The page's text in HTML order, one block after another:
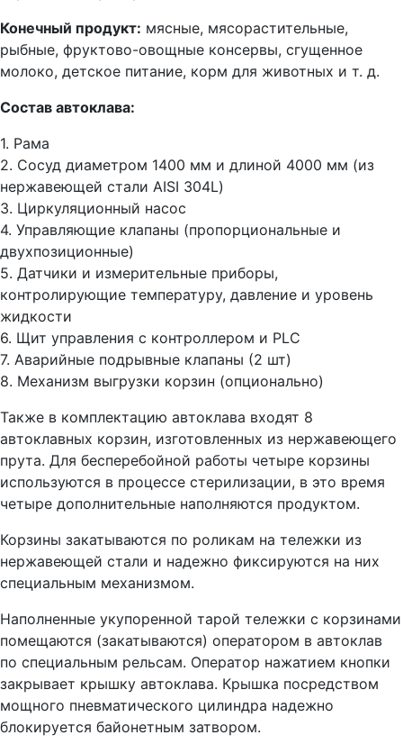
Конечный продукт: мясные, мясорастительные,
рыбные, фруктово-овощные консервы, сгущенное
молоко, детское питание, корм для животных и т. д.
Состав автоклава:
1. Рама
2. Сосуд диаметром 1400 мм и длиной 4000 мм (из
нержавеющей стали AISI 304L)
3. Циркуляционный насос
4. Управляющие клапаны (пропорциональные и
двухпозиционные)
5. Датчики и измерительные приборы,
контролирующие температуру, давление и уровень
жидкости
6. Щит управления с контроллером и PLC
7. Аварийные подрывные клапаны (2 шт)
8. Механизм выгрузки корзин (опционально)
Также в комплектацию автоклава входят 8
автоклавных корзин, изготовленных из нержавеющего
прута. Для бесперебойной работы четыре корзины
используются в процессе стерилизации, в это время
четыре дополнительные наполняются продуктом.
Корзины закатываются по роликам на тележки из
нержавеющей стали и надежно фиксируются на них
специальным механизмом.
Наполненные укупоренной тарой тележки с корзинами
помещаются (закатываются) оператором в автоклав
по специальным рельсам. Оператор нажатием кнопки
закрывает крышку автоклава. Крышка посредством
мощного пневматического цилиндра надежно
блокируется байонетным затвором.